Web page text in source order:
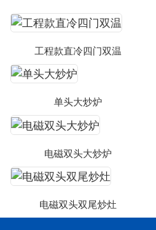
工程款直冷四门双温
单头大炒炉
电磁双头大炒炉
电磁双头双尾炒灶